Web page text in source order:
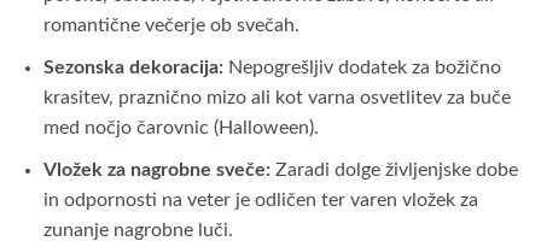
romantične večerje ob svečah.
Sezonska dekoracija:Nepogrešljiv dodatek za božično
krasitev, praznično mizo ali kot varna osvetlitev za buče
med nočjo čarovnic (Halloween).
Vložek za nagrobne sveče:Zaradi dolge življenjske dobe
in odpornosti na veter je odličen ter varen vložek za
zunanje nagrobne luči.